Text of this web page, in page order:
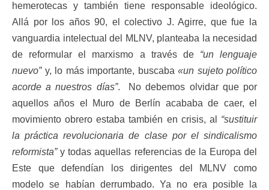
hemerotecas y también tiene responsable ideológico.
Allá por los años 90, el colectivo J. Agirre, que fue la
vanguardia intelectual del MLNV, planteaba la necesidad
de reformular el marxismo a través de “un lenguaje
nuevo”y, lo más importante, buscaba «un sujeto político
acorde a nuestros días”. No debemos olvidar que por
aquellos años el Muro de Berlín acababa de caer, el
movimiento obrero estaba también en crisis, al “sustituir
la práctica revolucionaria de clase por el sindicalismo
reformista”y todas aquellas referencias de la Europa del
Este que defendían los dirigentes del MLNV como
modelo se habían derrumbado. Ya no era posible la